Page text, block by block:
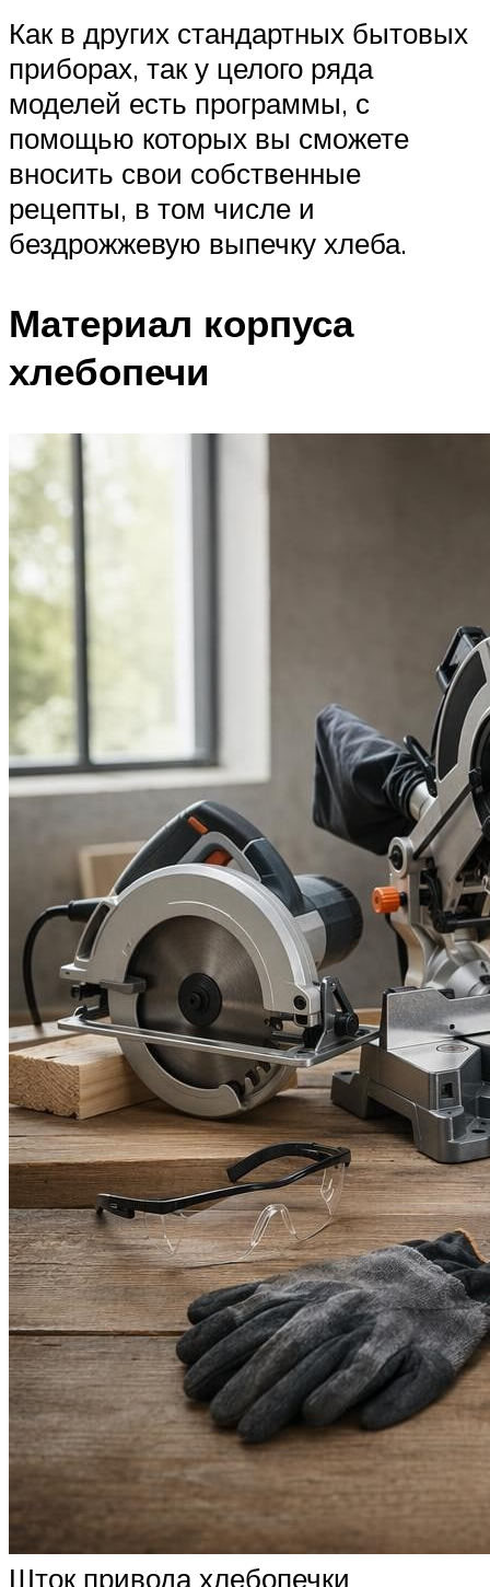
Как в других стандартных бытовых
приборах, так у целого ряда
моделей есть программы, с
помощью которых вы сможете
вносить свои собственные
рецепты, в том числе и
бездрожжевую выпечку хлеба.
Материал корпуса
хлебопечи
Шток привода хлебопечки